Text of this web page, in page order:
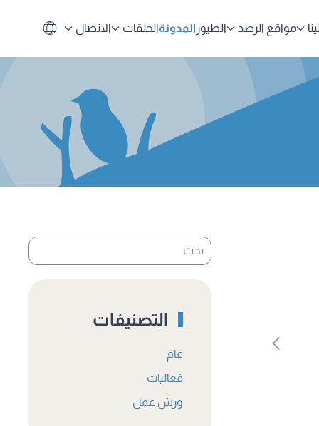
مواقع الرصد الطيور المدونةالحلقات الاتصال
التصنيفات
عام
فعاليات
ورش عمل